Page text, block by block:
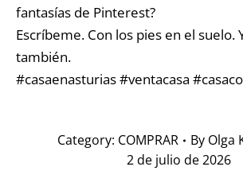
fantasías de Pinterest?
Escríbeme. Con los pies en el suelo.
también.
#casaenasturias #ventacasa
Category: COMPRAR By Olga
2 de julio de 2026